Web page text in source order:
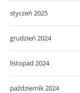
styczeń 2025
grudzień 2024
listopad 2024
październik 2024